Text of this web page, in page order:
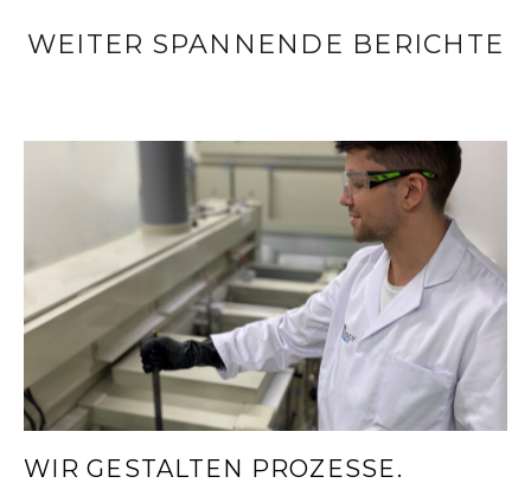
WEITER SPANNENDE BERICHTE
WIR GESTALTEN PROZESSE.